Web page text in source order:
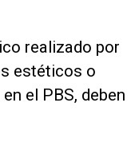
realizado por
estéticos o
el PBS, deben